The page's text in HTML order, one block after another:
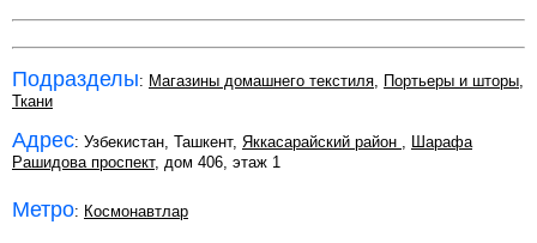
Подразделы: Магазины домашнего текстиля, Портьеры и шторы,
Ткани
Адрес: Узбекистан, Ташкент, Яккасарайский район , Шарафа
Рашидова проспект, дом 406, этаж 1
Метро: Космонавтлар